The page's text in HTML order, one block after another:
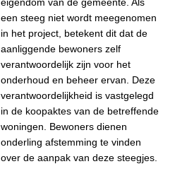
een steeg niet wordt meegenomen
in het project, betekent dit dat de
aanliggende bewoners zelf
verantwoordelijk zijn voor het
onderhoud en beheer ervan. Deze
verantwoordelijkheid is vastgelegd
in de koopaktes van de betreffende
woningen. Bewoners dienen
onderling afstemming te vinden
over de aanpak van deze steegjes.